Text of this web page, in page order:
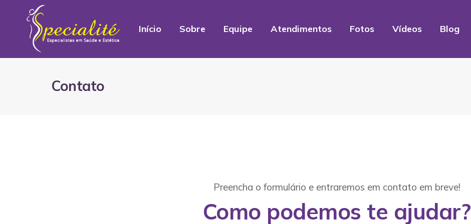
Início Sobre Equipe Atendimentos Fotos Vídeos Blog
Contato
Preencha o formulário e entraremos em contato em breve!
Como podemos te ajudar?